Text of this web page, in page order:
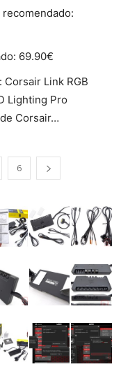
recomendado:
69.90€
Link RGB
Lighting Pro
Corsair…
6